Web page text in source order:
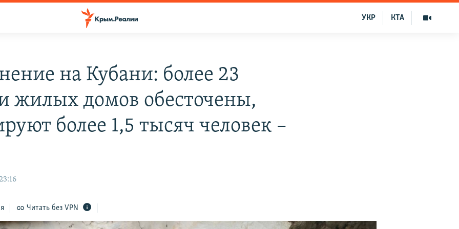
КТА
УКР
на Кубани: более 23
жилых домов обесточены,
более 1,5 тысяч человек –
Читать без VPN